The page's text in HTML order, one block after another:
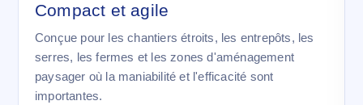
Compact et agile
Conçue pour les chantiers étroits, les entrepôts, les
serres, les fermes et les zones d'aménagement
paysager où la maniabilité et l'efficacité sont
importantes.